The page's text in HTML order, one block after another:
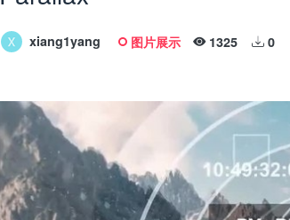
xiang1yang 图片展示 1325 0